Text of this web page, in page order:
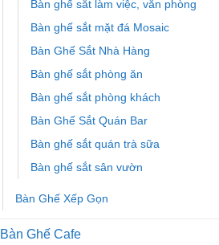
Bàn ghế sắt làm việc, văn phòng
Bàn ghế sắt mặt đá Mosaic
Bàn Ghế Sắt Nhà Hàng
Bàn ghế sắt phòng ăn
Bàn ghế sắt phòng khách
Bàn Ghế Sắt Quán Bar
Bàn ghế sắt quán trà sữa
Bàn ghế sắt sân vườn
Bàn Ghế Xếp Gọn
Bàn Ghế Cafe